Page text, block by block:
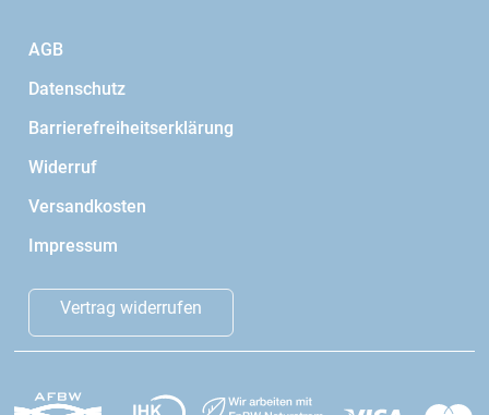
AGB
Datenschutz
Barrierefreiheitserklärung
Widerruf
Versandkosten
Impressum
Vertrag widerrufen